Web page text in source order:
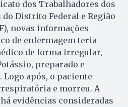
dos Trabalhadores dos
Distrito Federal e Região
novas informações
de enfermagem teria
de forma irregular,
preparado e
Logo após, o paciente
e morreu. A
evidências consideradas